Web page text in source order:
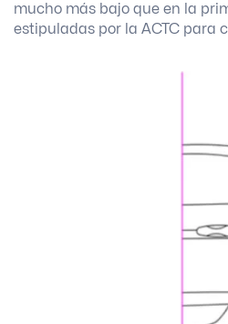
mucho más bajo que en la
estipuladas por la ACTC para